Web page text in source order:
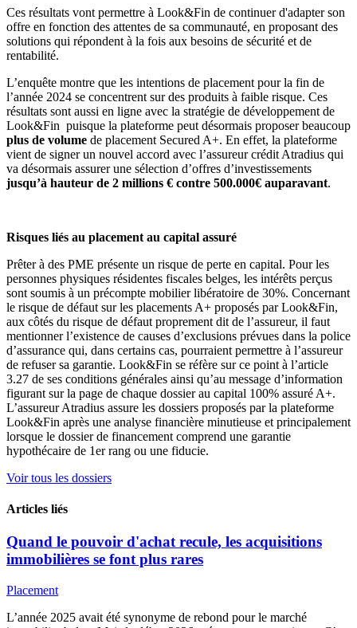
Ces résultats vont permettre à Look&Fin de continuer d'adapter son
offre en fonction des attentes de sa communauté, en proposant des
solutions qui répondent à la fois aux besoins de sécurité et de
rentabilité.
L’enquête montre que les intentions de placement pour la fin de
l’année 2024 se concentrent sur des produits à faible risque. Ces
résultats sont aussi en ligne avec la stratégie de développement de
Look&Fin puisque la plateforme peut désormais proposer beaucoup
plus de volume de placement Secured A+. En effet, la plateforme
vient de signer un nouvel accord avec l’assureur crédit Atradius qui
va désormais assurer une sélection d’offres d’investissements
jusqu’à hauteur de 2 millions € contre 500.000€ auparavant. ​​
Risques liés au placement au capital assuré
Prêter à des PME présente un risque de perte en capital. Pour les
personnes physiques résidentes fiscales belges, les intérêts perçus
sont soumis à un précompte mobilier libératoire de 30%. Concernant
le risque de défaut sur les placements A+ proposés par Look&Fin,
aux côtés du risque de défaut proprement dit de l’assureur, il faut
mentionner l’existence de causes d’exclusions prévues dans la police
d’assurance qui, dans certains cas, pourraient permettre à l’assureur
de refuser sa garantie. Look&Fin se réfère sur ce point à l’article
3.27 de ses conditions générales ainsi qu’au message d’information
figurant sur la page de chaque dossier au capital 100% assuré A+.
L’assureur Atradius assure les dossiers proposés par la plateforme
Look&Fin après une analyse financière minutieuse et principalement
lorsque le dossier de financement comprend une garantie
hypothécaire de 1er rang ou une fiducie.
Voir tous les dossiers
Articles liés
Quand le pouvoir d'achat recule, les acquisitions
immobilières se font plus rares
Placement
L’année 2025 avait été synonyme de rebond pour le marché